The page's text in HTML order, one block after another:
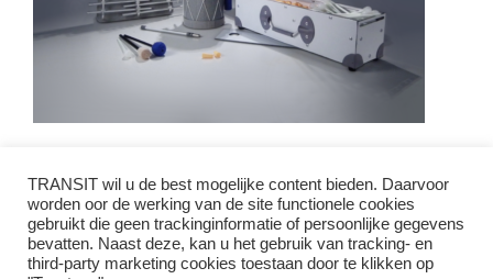
Nieuws
Aanbod
Overzicht Instrumenten
TRANSIT wil u de best mogelijke content bieden. Daarvoor
worden oor de werking van de site functionele cookies
gebruikt die geen trackinginformatie of persoonlijke gegevens
bevatten. Naast deze, kan u het gebruik van tracking- en
third-party marketing cookies toestaan door te klikken op